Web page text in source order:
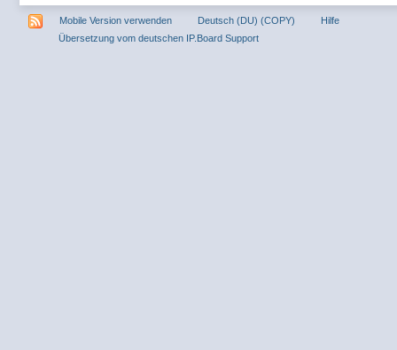
Mobile Version verwenden Deutsch (DU) (COPY)
Hilfe
Übersetzung vom deutschen IP.Board Support